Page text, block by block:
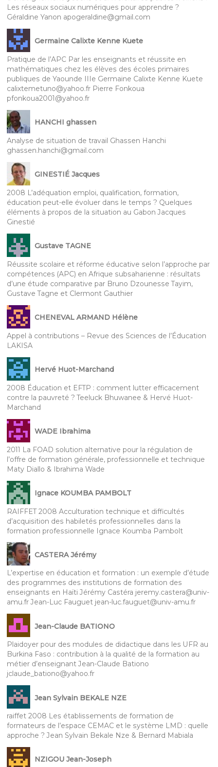
Les réseaux sociaux numériques pour apprendre ?
Géraldine Yanon apogeraldine@gmail.com
Germaine Calixte Kenne Kuete
Pratique de l’APC Par les enseignants et réussite en
mathématiques chez les élèves des écoles primaires
publiques de Yaounde IIIe Germaine Calixte Kenne Kuete
calixtemetuno@yahoo.fr Pierre Fonkoua
pfonkoua2001@yahoo.fr
HANCHI ghassen
Analyse de situation de travail Ghassen Hanchi
ghassen.hanchi@gmail.com
GINESTIÉ Jacques
2008 L’adéquation emploi, qualification, formation,
éducation peut-elle évoluer dans le temps ? Quelques
éléments à propos de la situation au Gabon Jacques
Ginestié
Gustave TAGNE
Réussite scolaire et réforme éducative selon l’approche par
compétences (APC) en Afrique subsaharienne : résultats
d’une étude comparative par Bruno Dzounesse Tayim,
Gustave Tagne et Clermont Gauthier
CHENEVAL ARMAND Hélène
Appel à contributions – Revue des Sciences de l’Éducation
LAKISA
Hervé Huot-Marchand
2008 Éducation et EFTP : comment lutter efficacement
contre la pauvreté ? Teeluck Bhuwanee & Hervé Huot-
Marchand
WADE Ibrahima
2011 La FOAD solution alternative pour la régulation de
l’offre de formation générale, professionnelle et technique
Maty Diallo & Ibrahima Wade
Ignace KOUMBA PAMBOLT
RAIFFET 2008 Acculturation technique et difficultés
d’acquisition des habiletés professionnelles dans la
formation professionnelle Ignace Koumba Pambolt
CASTERA Jérémy
L’expertise en éducation et formation : un exemple d’étude
des programmes des institutions de formation des
enseignants en Haïti Jérémy Castéra jeremy.castera@univ-
amu.fr Jean-Luc Fauguet jean-luc.fauguet@univ-amu.fr
Jean-Claude BATIONO
Plaidoyer pour des modules de didactique dans les UFR au
Burkina Faso : contribution à la qualité de la formation au
métier d’enseignant Jean-Claude Bationo
jclaude_bationo@yahoo.fr
Jean Sylvain BEKALE NZE
raiffet 2008 Les établissements de formation de
formateurs de l’espace CEMAC et le système LMD : quelle
approche ? Jean Sylvain Bekale Nze & Bernard Mabiala
NZIGOU Jean-Joseph